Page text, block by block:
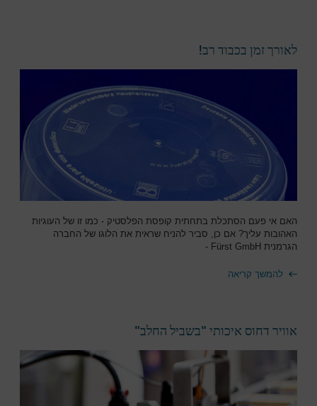
לאורך זמן בכבוד רב!
האם אי פעם הסתכלת בתחתית קופסת הפלסטיק - כמו זו של העוגיות
האהובות עליך? אם כן, סביר להניח שראית את הלוגו של החברה
הגרמנית Fürst GmbH -
להמשך קריאה
אוויר דחוס איכותי "בשביל החלב"